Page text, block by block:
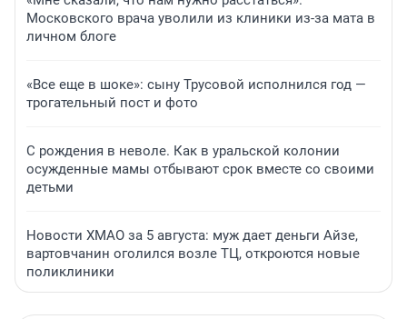
Московского врача уволили из клиники из-за мата в
личном блоге
«Все еще в шоке»: сыну Трусовой исполнился год —
трогательный пост и фото
С рождения в неволе. Как в уральской колонии
осужденные мамы отбывают срок вместе со своими
детьми
Новости ХМАО за 5 августа: муж дает деньги Айзе,
вартовчанин оголился возле ТЦ, откроются новые
поликлиники